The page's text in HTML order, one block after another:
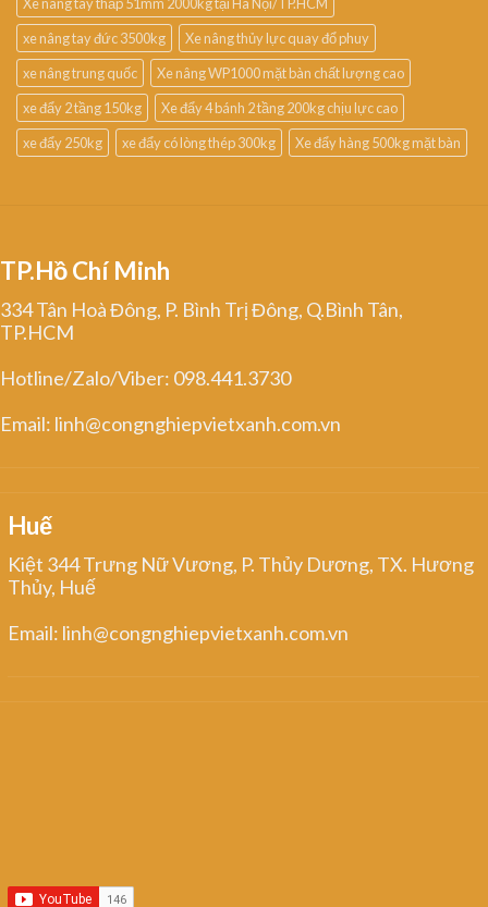
xe nâng tay đức 3500kg
Xe nâng thủy lực quay đổ phuy
xe nâng trung quốc
Xe nâng WP1000 mặt bàn chất lượng cao
xe đẩy 2 tầng 150kg
Xe đẩy 4 bánh 2 tầng 200kg chịu lực cao
xe đẩy 250kg
xe đẩy có lòng thép 300kg Xe đẩy hàng 500kg mặt bàn
TP.Hồ Chí Minh
334 Tân Hoà Đông, P. Bình Trị Đông, Q.Bình Tân,
TP.HCM
Hotline/Zalo/Viber: 098.441.3730
Email: linh@congnghiepvietxanh.com.vn
Huế
Kiệt 344 Trưng Nữ Vương, P. Thủy Dương, TX. Hương
Thủy, Huế
Email: linh@congnghiepvietxanh.com.vn